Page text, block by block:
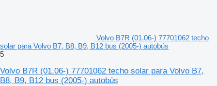
Volvo B7R (01.06-) 77701062 techo
solar para Volvo B7, B8, B9, B12 bus (2005-) autobús
5
Volvo B7R (01.06-) 77701062 techo solar para Volvo B7,
B8, B9, B12 bus (2005-) autobús